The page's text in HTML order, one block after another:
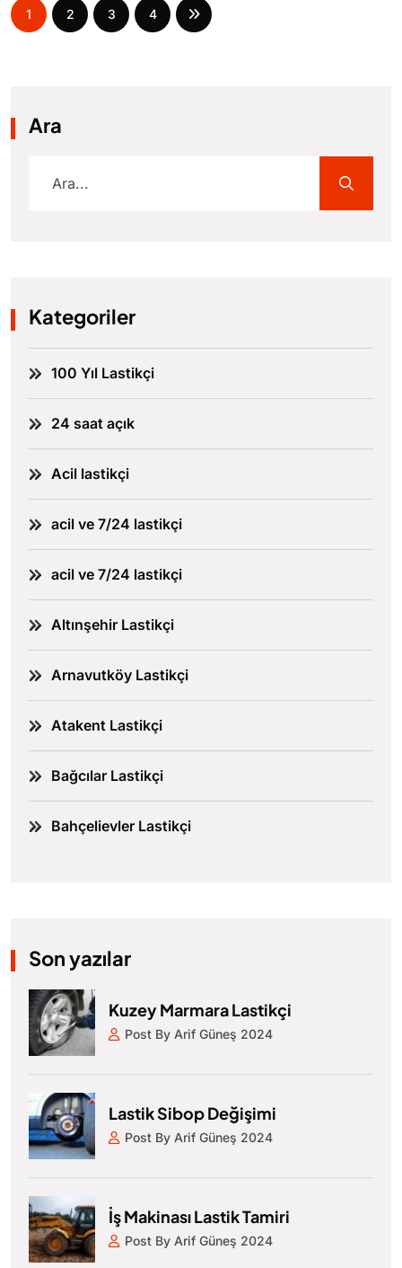
1 2 3 4
Ara
Kategoriler
100 Yıl Lastikçi
24 saat açık
Acil lastikçi
acil ve 7/24 lastikçi
acil ve 7/24 lastikçi
Altınşehir Lastikçi
Arnavutköy Lastikçi
Atakent Lastikçi
Bağcılar Lastikçi
Bahçelievler Lastikçi
Son yazılar
Kuzey Marmara Lastikçi
Post By Arif Güneş 2024
Lastik Sibop Değişimi
Post By Arif Güneş 2024
İş Makinası Lastik Tamiri
Post By Arif Güneş 2024